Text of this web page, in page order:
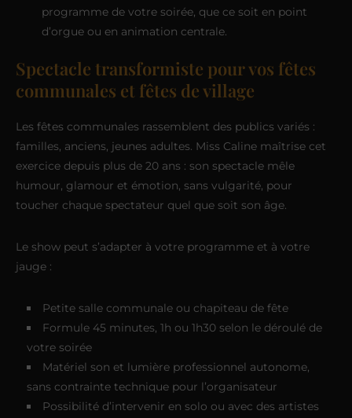
programme de votre soirée, que ce soit en point
d’orgue ou en animation centrale.
Spectacle transformiste pour vos fêtes
communales et fêtes de village
Les fêtes communales rassemblent des publics variés :
familles, anciens, jeunes adultes. Miss Caline maîtrise cet
exercice depuis plus de 20 ans : son spectacle mêle
humour, glamour et émotion, sans vulgarité, pour
toucher chaque spectateur quel que soit son âge.
Le show peut s’adapter à votre programme et à votre
jauge :
Petite salle communale ou chapiteau de fête
Formule 45 minutes, 1h ou 1h30 selon le déroulé de
votre soirée
Matériel son et lumière professionnel autonome,
sans contrainte technique pour l’organisateur
Possibilité d’intervenir en solo ou avec des artistes